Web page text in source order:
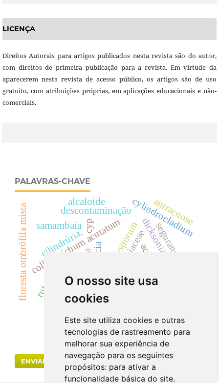
O nosso site usa
cookies
Este site utiliza cookies e outras
tecnologias de rastreamento para
melhorar sua experiência de
navegação para os seguintes
propósitos: para ativar a
funcionalidade básica do site.
LICENÇA
Direitos Autorais para artigos publicados nesta revista são do autor,
com direitos de primeira publicação para a revista. Em virtude da
aparecerem nesta revista de acesso público, os artigos são de uso
gratuito, com atribuições próprias, em aplicações educacionais e não-
comerciais.
PALAVRAS-CHAVE
creatinina dicksoniaceaedicksonia sellowiana
cylindrocladium
colletotrichum acutatum
fusarium oxysporumacácias
cilindrúria.
uréia
floresta ombrófila mista hematúria
descontaminação
drogas vegetais
rutaceae
samambaia
anti-hipertensivo
antracnose
segurança
eficácia
alcaloide
cyp
ENVIAR SUBMISSÃO